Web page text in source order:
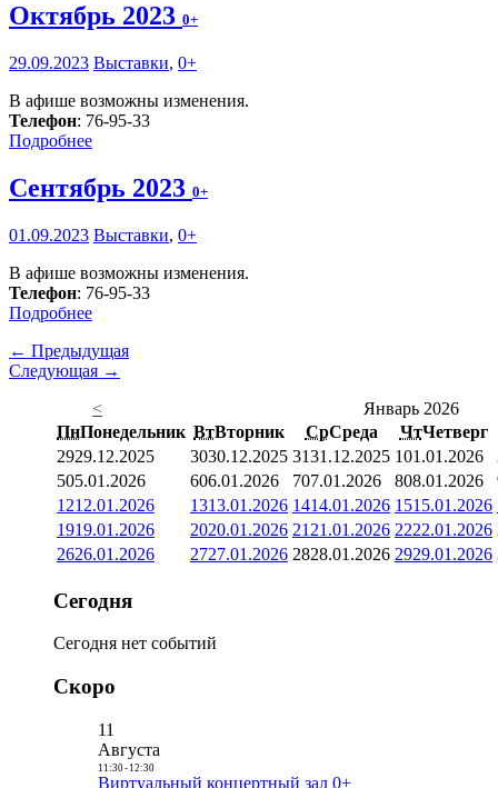
Октябрь 2023 0+
29.09.2023 Выставки, 0+
В афише возможны изменения.
Телефон: 76-95-33
Подробнее
Сентябрь 2023 0+
01.09.2023 Выставки, 0+
В афише возможны изменения.
Телефон: 76-95-33
Подробнее
← Предыдущая
Следующая →
<
Январь 2026
ПнПонедельник ВтВторник СрСреда ЧтЧетверг
2929.12.2025 3030.12.2025 3131.12.2025 101.01.2026
505.01.2026 606.01.2026 707.01.2026 808.01.2026
1212.01.2026 1313.01.2026 1414.01.2026 1515.01.2026
1919.01.2026 2020.01.2026 21 21.01.2026 2222.01.2026
2626.01.2026 2727.01.2026 2828.01.2026 2929.01.2026
Сегодня
Сегодня нет событий
Скоро
11
Августа
11:30- 12:30
Виртуальный концертный зал 0+